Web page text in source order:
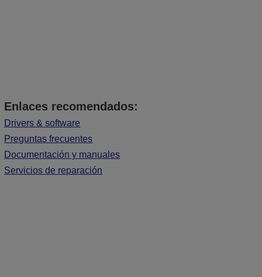
Enlaces recomendados:
Drivers & software
Preguntas frecuentes
Documentación y manuales
Servicios de reparación